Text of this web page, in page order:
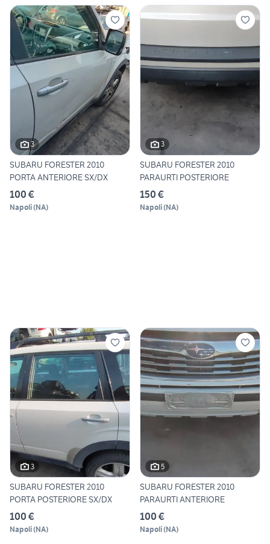
3
SUBARU FORESTER 2010
PORTA ANTERIORE SX/DX
100 €
Napoli(NA)
3
SUBARU FORESTER 2010
PARAURTI POSTERIORE
150 €
Napoli(NA)
3
SUBARU FORESTER 2010
PORTA POSTERIORE SX/DX
100 €
Napoli(NA)
5
SUBARU FORESTER 2010
PARAURTI ANTERIORE
100 €
Napoli(NA)